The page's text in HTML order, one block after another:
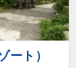
ト）